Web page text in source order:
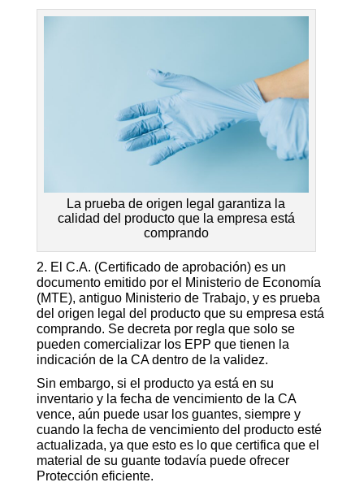
La prueba de origen legal garantiza la
calidad del producto que la empresa está
comprando
2. El C.A. (Certificado de aprobación) es un
documento emitido por el Ministerio de Economía
(MTE), antiguo Ministerio de Trabajo, y es prueba
del origen legal del producto que su empresa está
comprando. Se decreta por regla que solo se
pueden comercializar los EPP que tienen la
indicación de la CA dentro de la validez.
Sin embargo, si el producto ya está en su
inventario y la fecha de vencimiento de la CA
vence, aún puede usar los guantes, siempre y
cuando la fecha de vencimiento del producto esté
actualizada, ya que esto es lo que certifica que el
material de su guante todavía puede ofrecer
Protección eficiente.